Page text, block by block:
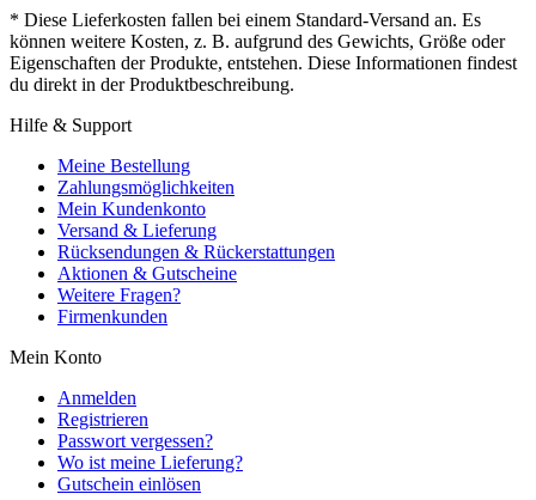
* Diese Lieferkosten fallen bei einem Standard-Versand an. Es
können weitere Kosten, z. B. aufgrund des Gewichts, Größe oder
Eigenschaften der Produkte, entstehen. Diese Informationen findest
du direkt in der Produktbeschreibung.
Hilfe & Support
Meine Bestellung
Zahlungsmöglichkeiten
Mein Kundenkonto
Versand & Lieferung
Rücksendungen & Rückerstattungen
Aktionen & Gutscheine
Weitere Fragen?
Firmenkunden
Mein Konto
Anmelden
Registrieren
Passwort vergessen?
Wo ist meine Lieferung?
Gutschein einlösen